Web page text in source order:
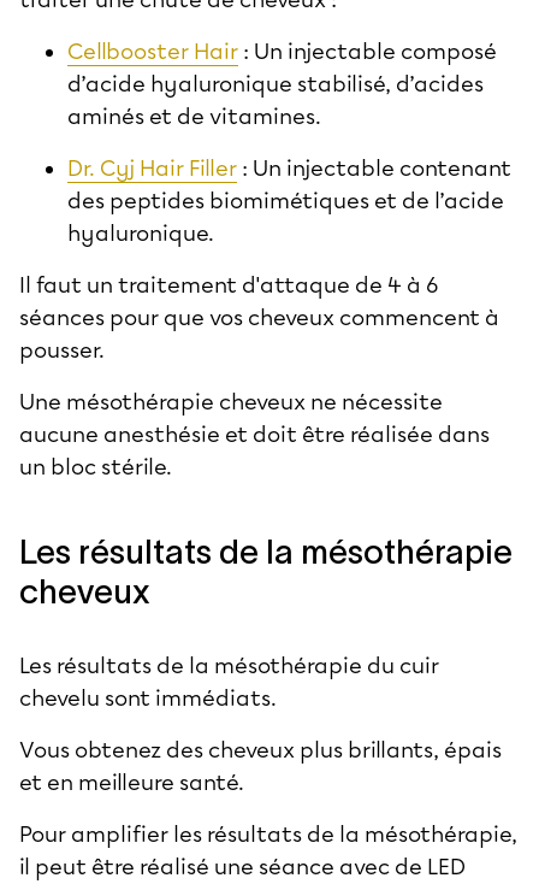
Cellbooster Hair : Un injectable composé
d’acide hyaluronique stabilisé, d’acides
aminés et de vitamines.
Dr. Cyj Hair Filler : Un injectable contenant
des peptides biomimétiques et de l’acide
hyaluronique.
Il faut un traitement d'attaque de 4 à 6
séances pour que vos cheveux commencent à
pousser.
Une mésothérapie cheveux ne nécessite
aucune anesthésie et doit être réalisée dans
un bloc stérile.
Les résultats de la mésothérapie
cheveux
Les résultats de la mésothérapie du cuir
chevelu sont immédiats.
Vous obtenez des cheveux plus brillants, épais
et en meilleure santé.
Pour amplifier les résultats de la mésothérapie,
il peut être réalisé une séance avec de LED